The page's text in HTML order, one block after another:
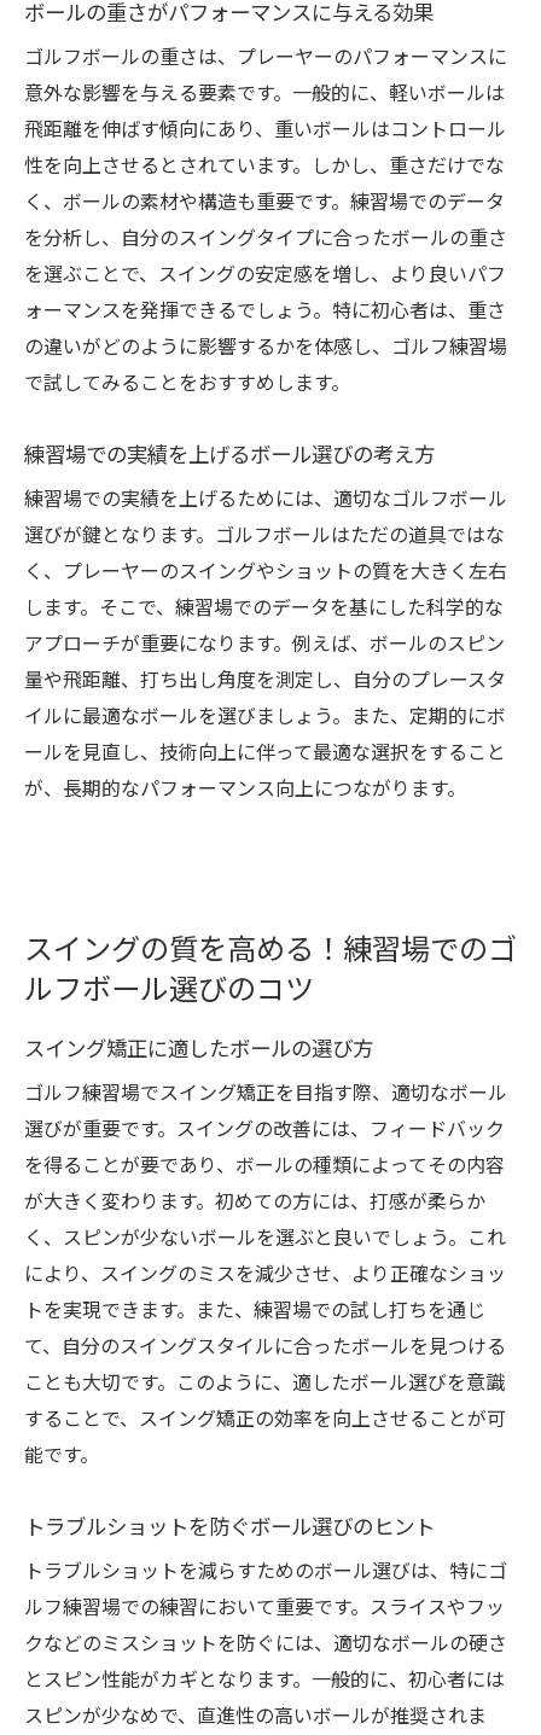
ボールの重さがパフォーマンスに与える効果
ゴルフボールの重さは、プレーヤーのパフォーマンスに
意外な影響を与える要素です。一般的に、軽いボールは
飛距離を伸ばす傾向にあり、重いボールはコントロール
性を向上させるとされています。しかし、重さだけでな
く、ボールの素材や構造も重要です。練習場でのデータ
を分析し、自分のスイングタイプに合ったボールの重さ
を選ぶことで、スイングの安定感を増し、より良いパフ
ォーマンスを発揮できるでしょう。特に初心者は、重さ
の違いがどのように影響するかを体感し、ゴルフ練習場
で試してみることをおすすめします。
練習場での実績を上げるボール選びの考え方
練習場での実績を上げるためには、適切なゴルフボール
選びが鍵となります。ゴルフボールはただの道具ではな
く、プレーヤーのスイングやショットの質を大きく左右
します。そこで、練習場でのデータを基にした科学的な
アプローチが重要になります。例えば、ボールのスピン
量や飛距離、打ち出し角度を測定し、自分のプレースタ
イルに最適なボールを選びましょう。また、定期的にボ
ールを見直し、技術向上に伴って最適な選択をすること
が、長期的なパフォーマンス向上につながります。
スイングの質を高める！練習場でのゴ
ルフボール選びのコツ
スイング矯正に適したボールの選び方
ゴルフ練習場でスイング矯正を目指す際、適切なボール
選びが重要です。スイングの改善には、フィードバック
を得ることが要であり、ボールの種類によってその内容
が大きく変わります。初めての方には、打感が柔らか
く、スピンが少ないボールを選ぶと良いでしょう。これ
により、スイングのミスを減少させ、より正確なショッ
トを実現できます。また、練習場での試し打ちを通じ
て、自分のスイングスタイルに合ったボールを見つける
ことも大切です。このように、適したボール選びを意識
することで、スイング矯正の効率を向上させることが可
能です。
トラブルショットを防ぐボール選びのヒント
トラブルショットを減らすためのボール選びは、特にゴ
ルフ練習場での練習において重要です。スライスやフッ
クなどのミスショットを防ぐには、適切なボールの硬さ
とスピン性能がカギとなります。一般的に、初心者には
スピンが少なめで、直進性の高いボールが推奨されま